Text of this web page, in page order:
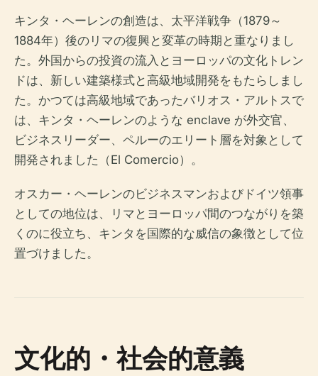
キンタ・ヘーレンの創造は、太平洋戦争（1879～
1884年）後のリマの復興と変革の時期と重なりまし
た。外国からの投資の流入とヨーロッパの文化トレン
ドは、新しい建築様式と高級地域開発をもたらしまし
た。かつては高級地域であったバリオス・アルトスで
は、キンタ・ヘーレンのような enclave が外交官、
ビジネスリーダー、ペルーのエリート層を対象として
開発されました（El Comercio）。
オスカー・ヘーレンのビジネスマンおよびドイツ領事
としての地位は、リマとヨーロッパ間のつながりを築
くのに役立ち、キンタを国際的な威信の象徴として位
置づけました。
文化的・社会的意義